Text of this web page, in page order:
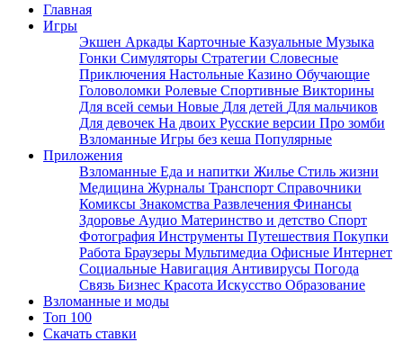
Главная
Игры
Экшен Аркады Карточные Казуальные Музыка
Гонки Симуляторы Стратегии Словесные
Приключения Настольные Казино Обучающие
Головоломки Ролевые Спортивные Викторины
Для всей семьи Новые Для детей Для мальчиков
Для девочек На двоих Русские версии Про зомби
Взломанные Игры без кеша Популярные
Приложения
Взломанные Еда и напитки Жилье Стиль жизни
Медицина Журналы Транспорт Справочники
Комиксы Знакомства Развлечения Финансы
Здоровье Аудио Материнство и детство Спорт
Фотография Инструменты Путешествия Покупки
Работа Браузеры Мультимедиа Офисные Интернет
Социальные Навигация Антивирусы Погода
Связь Бизнес Красота Искусство Образование
Взломанные и моды
Топ 100
Скачать ставки